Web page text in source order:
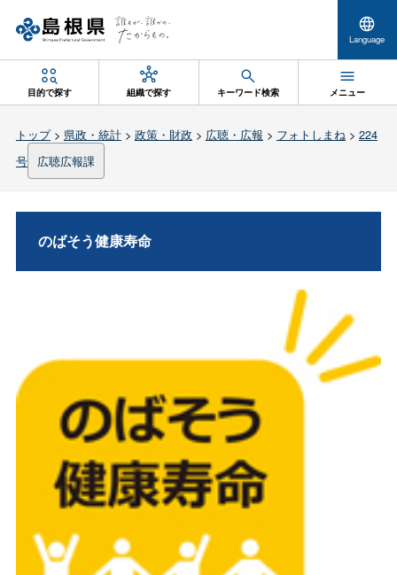
Language
目的で探す 組織で探す キーワード検索 メニュー
トップ> 県政・統計> 政策・財政 > 広聴・広報 > フォトしまね> 224
号
広聴広報課
のばそう健康寿命